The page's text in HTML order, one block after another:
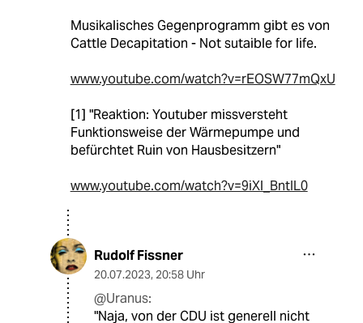
Musikalisches Gegenprogramm gibt es von
Cattle Decapitation - Not sutaible for life.
www.youtube.com/watch?v=rEOSW77mQxU
[1] "Reaktion: Youtuber missversteht
Funktionsweise der Wärmepumpe und
befürchtet Ruin von Hausbesitzern"
www.youtube.com/watch?v=9iXl_BntIL0
Rudolf Fissner
20.07.2023, 20:58 Uhr
@Uranus:
"Naja, von der CDU ist generell nicht